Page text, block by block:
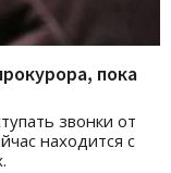
пока
звонки от
находится с